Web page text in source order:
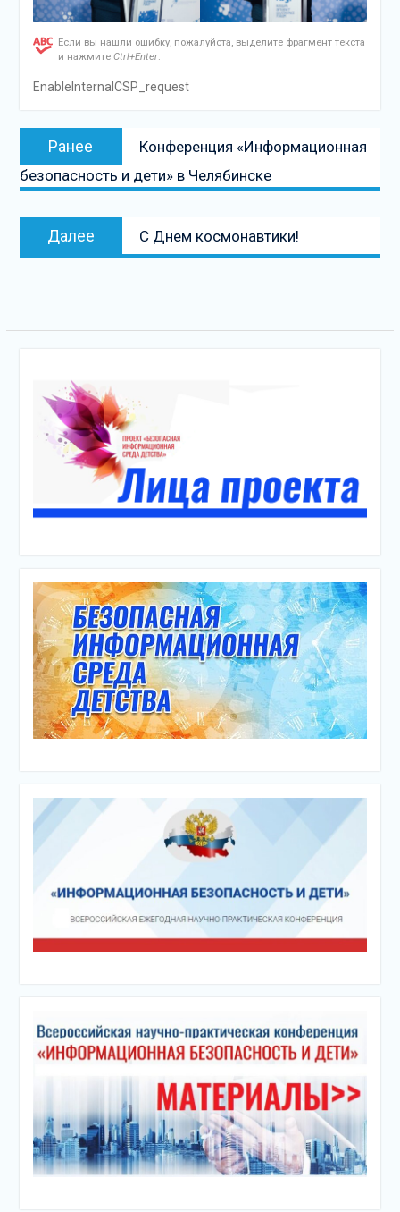
Если вы нашли ошибку, пожалуйста, выделите фрагмент текста
и нажмите Ctrl+Enter.
EnableInternalCSP_request
Навигация
записям
Ранее
Предыдущая
запись:
Конференция «Информационная
безопасность и дети» в Челябинске
Далее
запись
С Днем космонавтики!